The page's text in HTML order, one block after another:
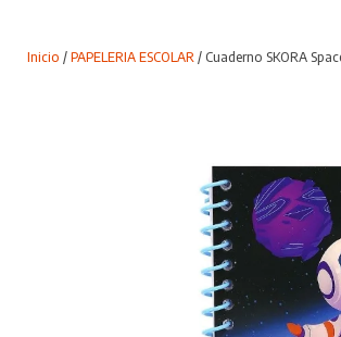
Inicio / PAPELERIA ESCOLAR / Cuaderno SKORA